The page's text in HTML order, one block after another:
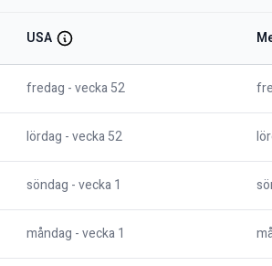
USA
fredag - vecka52
lördag - vecka52
söndag - vecka1
måndag - vecka1